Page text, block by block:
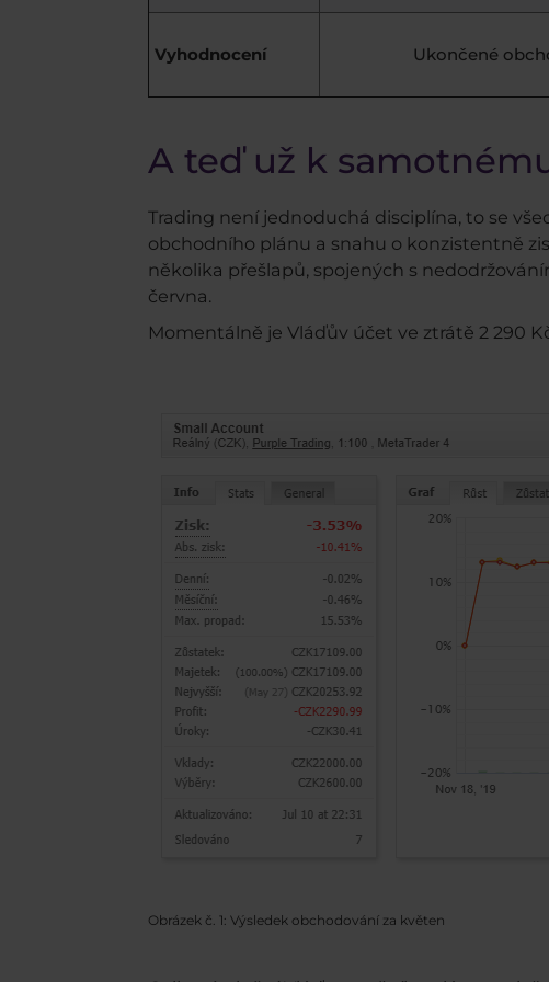
Vyhodnocení Ukončené
A teď už k
Trading není jednoduchá disciplína, to se
obchodního plánu a snahu o konzistentně
několika přešlapů, spojených s
června.
Momentálně je Vláďův účet ve ztrátě 2 290
Obrázek č. 1: Výsledek obchodování za květen